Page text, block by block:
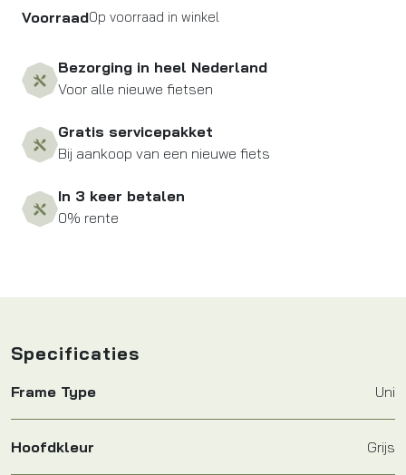
RB
SG-
8R31
VoorraadOp voorraad in winkel
Bezorging in heel Nederland
Voor alle nieuwe fietsen
Gratis servicepakket
Bij aankoop van een nieuwe fiets
In 3 keer betalen
0% rente
Specificaties
Frame Type Uni
Hoofdkleur Grijs